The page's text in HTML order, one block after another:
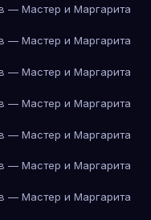
— Мастер и Маргарита
— Мастер и Маргарита
— Мастер и Маргарита
— Мастер и Маргарита
— Мастер и Маргарита
— Мастер и Маргарита
— Мастер и Маргарита